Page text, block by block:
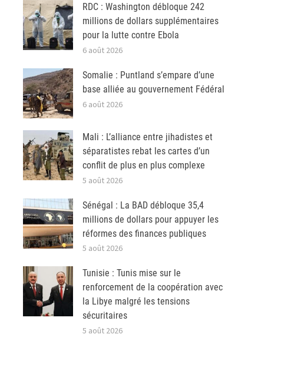
RDC : Washington débloque 242
millions de dollars supplémentaires
pour la lutte contre Ebola
6 août 2026
Somalie : Puntland s’empare d’une
base alliée au gouvernement Fédéral
6 août 2026
Mali : L’alliance entre jihadistes et
séparatistes rebat les cartes d’un
conflit de plus en plus complexe
5 août 2026
Sénégal : La BAD débloque 35,4
millions de dollars pour appuyer les
réformes des finances publiques
5 août 2026
Tunisie : Tunis mise sur le
renforcement de la coopération avec
la Libye malgré les tensions
sécuritaires
5 août 2026